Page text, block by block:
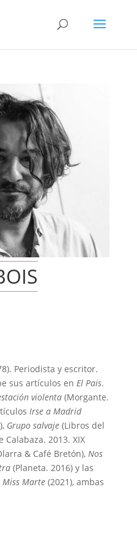
Periodista y escritor.
sus artículos en El Pais.
violenta (Morgante.
Irse a Madrid
Grupo salvaje(Libros del
Calabaza. 2013. XIX
& Café Bretón), Nos
(Planeta. 2016) y las
Miss Marte(2021), ambas